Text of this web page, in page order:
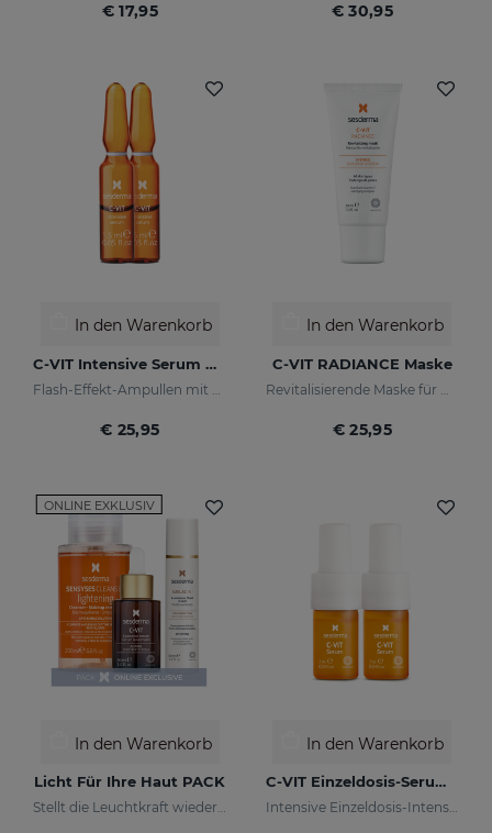
€ 17,95 € 30,95
In den Warenkorb
C-VIT Intensive Serum Ampullen
€ 25,95
In den Warenkorb
C-VIT RADIANCE Maske
€ 25,95
ONLINE EXKLUSIV
In den Warenkorb
Licht Für Ihre Haut PACK
Stellt die Leuchtkraft wieder her und reduziert Hautunreinheiten
In den Warenkorb
C-VIT Einzeldosis-Serum 5x7ml
Intensive Einzeldosis-Intensivbehandlung